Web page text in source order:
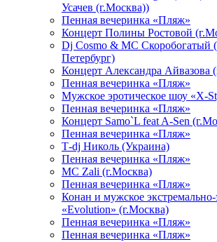
Усачев (г.Москва))
Пенная вечеринка «Пляж»
Концерт Полины Ростовой
Dj Cosmo & МС Скоробогатый
Петербург)
Концерт Александра Айвазова
Пенная вечеринка «Пляж»
Мужское эротическое шоу «X-
Пенная вечеринка «Пляж»
Концерт Samo`L feat A-Sen
Пенная вечеринка «Пляж»
Т-dj Николь (Украина)
Пенная вечеринка «Пляж»
МС Zali (г.Москва)
Пенная вечеринка «Пляж»
Конан и мужское
«Evolution» (г.Москва)
Пенная вечеринка «Пляж»
Пенная вечеринка «Пляж»